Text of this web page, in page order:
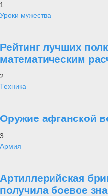
1
Уроки мужества
Рейтинг лучших
математическим
2
Техника
Оружие афганской
3
Армия
Артиллерийская
получила боевое